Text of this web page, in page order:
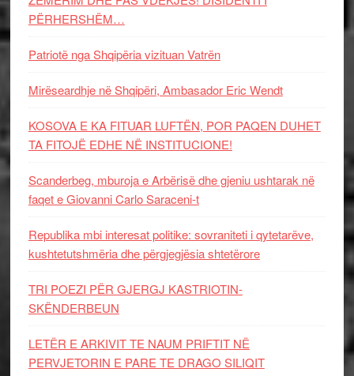
PËRHERSHËM…
Patriotë nga Shqipëria vizituan Vatrën
Mirëseardhje në Shqipëri, Ambasador Eric Wendt
KOSOVA E KA FITUAR LUFTËN, POR PAQEN DUHET
TA FITOJË EDHE NË INSTITUCIONE!
Scanderbeg, mburoja e Arbërisë dhe gjeniu ushtarak në
faqet e Giovanni Carlo Saraceni-t
Republika mbi interesat politike: sovraniteti i qytetarëve,
kushtetutshmëria dhe përgjegjësia shtetërore
TRI POEZI PËR GJERGJ KASTRIOTIN-
SKËNDERBEUN
LETËR E ARKIVIT TE NAUM PRIFTIT NË
PERVJETORIN E PARE TE DRAGO SILIQIT